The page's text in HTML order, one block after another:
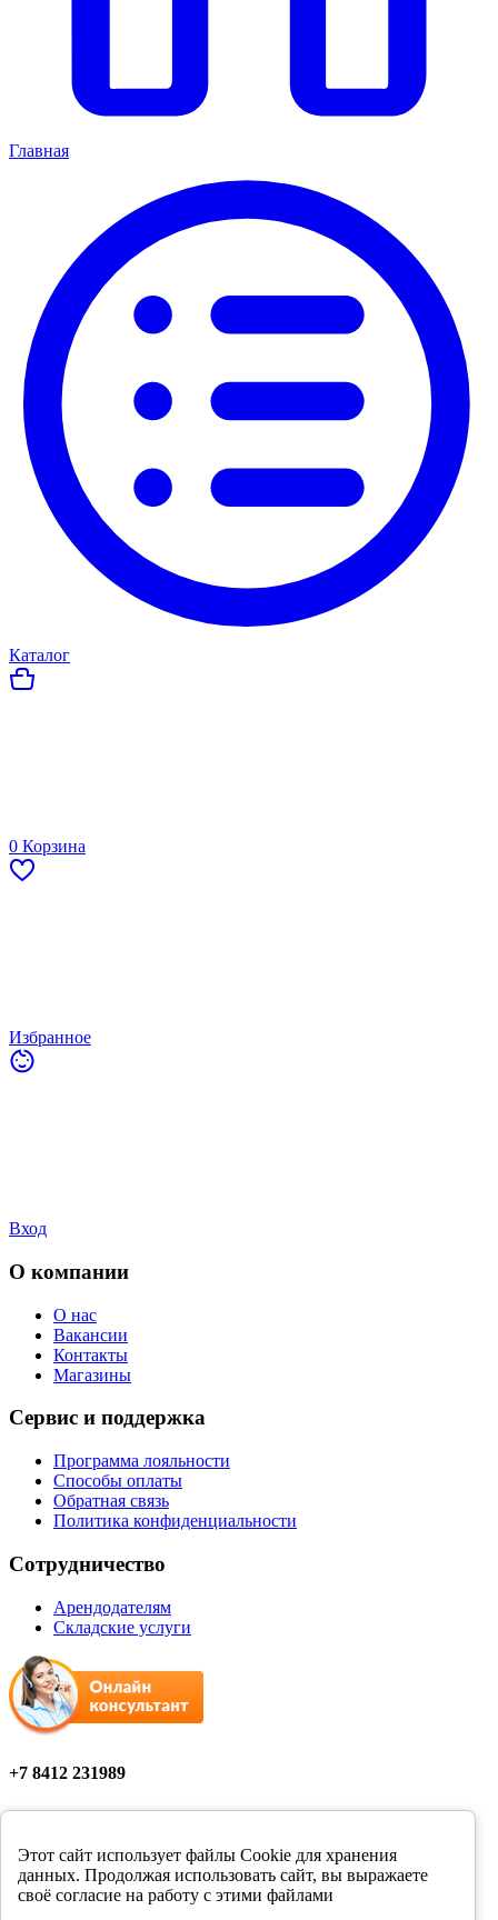
Этот сайт использует файлы Cookie для хранения
данных. Продолжая использовать сайт, вы выражаете
своё согласие на работу с этими файлами
Главная
Каталог
0 Корзина
Избранное
Вход
О компании
О нас
Вакансии
Контакты
Магазины
Сервис и поддержка
Программа лояльности
Способы оплаты
Обратная связь
Политика конфиденциальности
Сотрудничество
Арендодателям
Складские услуги
+7 8412 231989
Мы в соцсетях